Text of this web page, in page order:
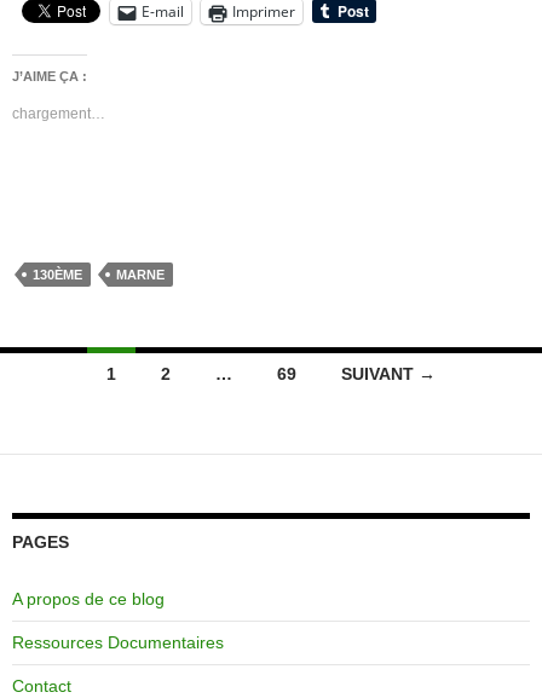
E-mail Imprimer
J’AIME ÇA :
chargement…
130ÈME MARNE
Navigation
articles
1 2 … 69 SUIVANT →
PAGES
A propos de ce blog
Ressources Documentaires
Contact